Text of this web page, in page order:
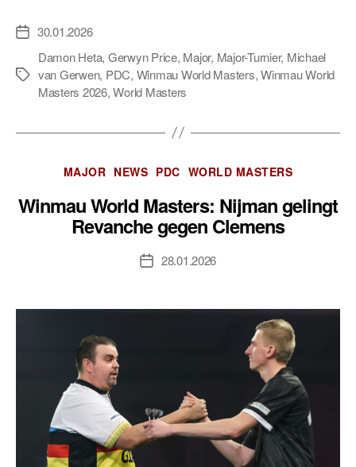
Veröffentlichungsdatum
30.01.2026
Schlagwörter
Damon Heta, Gerwyn Price, Major, Major-Turnier, Michael
van Gerwen, PDC, Winmau World Masters,Winmau World
Masters 2026,World Masters
Kategorien
MAJOR NEWS PDC WORLD MASTERS
Winmau World Masters: Nijman gelingt
Revanche gegen Clemens
Veröffentlichungsdatum
28.01.2026